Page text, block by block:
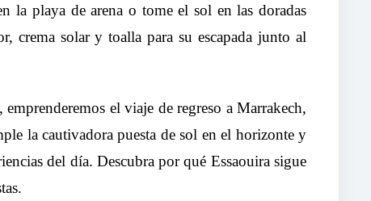
la playa de arena o tome el sol en las doradas
crema solar y toalla para su escapada junto al
el viaje de regreso a Marrakech,
la cautivadora puesta de sol en el horizonte y
del día. Descubra por qué Essaouira sigue